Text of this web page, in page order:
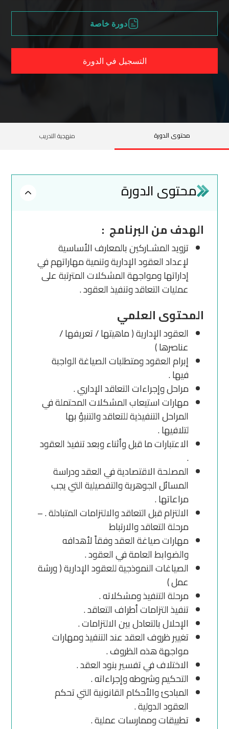
دورة خاصة
التسجيل في الدورة
محتوى الدورة منهجية التدريب
محتوى الدورة
الهدف من البرنامج :
تزويد المشـاركين بالمعارف الأساسية
لإعداد العقود الإدارية وتنمية مهاراتهم في
إداراتها ومواجهة المشكلات المترتبة على
عمليات التعاقد وتنفيذ العقود .
المحتوى العلمي
العقود الإدارية ( ماهيتها / تعريفها /
عناصرها )
إبرام العقود ومتطلبات الصياغة الواجبة
فيها .
مراحل وإجراءات التعاقد الإداري .
مهارات استيعاب المشكلات المحتملة في
المراحل التنفيذية للتعاقد والتنبؤ بها
لتلافيها .
الاعتبارات ما قبل وأثناء وبعد تنفيذ العقود
.
المصلحة الاقتصادية في العقد ودراسة
المسائل الجوهرية والتفصيلية التي يجب
مراعاتها .
الالتزام قبل التعاقد والالتزامات المتبادلة . –
مرحلة التعاقد والارتباط
مهارات صياغة العقد وفقاً لأهدافه
والضوابط العامة في العقود .
الصياغات النموذجية للعقود الإدارية ( ورشة
عمل )
مرحلة التنفيذ ومشكلاته .
تنفيذ التزامات أطراف التعاقد .
الإحلال بالتعادل بين الالتزامات .
تغيير ظروف العقد عند التنفيذ ومهارات
مواجهة هذه الظروف .
الاختلاف في تفسير بنود العقد .
التحكيم وشروطه وإجراءاته .
المبادئ والأحكام القانونية التي تحكم
العقود الدولية .
تطبيقات وممارسات عملية .